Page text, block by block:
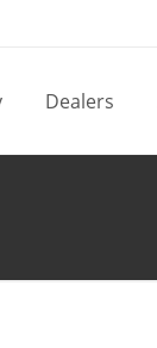
Dealers